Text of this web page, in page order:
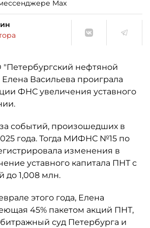
Max
нефтяной
Васильева проиграла
ФНС увеличения уставного
событий, произошедших в
года. Тогда МИФНС №15 по
изменения в
уставного капитала ПНТ с
до 1,008 млн.
этого года, Елена
45% пакетом акций ПНТ,
суд Петербурга и